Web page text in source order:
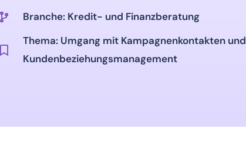
Branche: Kredit- und Finanzberatung
Thema: Umgang mit Kampagnenkontakten und
Kundenbeziehungsmanagement